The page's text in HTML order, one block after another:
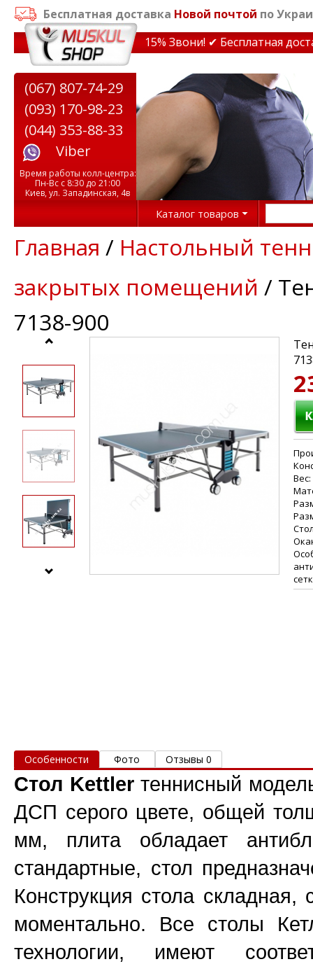
Бесплатная доставка Новой почтой по
на тренажеры до 15% Звони! ✔ Бесплатная
(067) 807-74-29
(093) 170-98-23
(044) 353-88-33
Viber
Время работы колл-центра:
Пн-Вс с 8:30 до 21:00
Киев, ул. Западинская, 4в
Каталог товаров
Главная / Настольный
закрытых помещений /
7138-900
Вес:
Особенности Фото Отзывы 0
Стол Kettler теннисный
ДСП серого цвете, общей
мм, плита обладает
стандартные, стол
Конструкция стола
моментально. Все столы
технологии, имеют